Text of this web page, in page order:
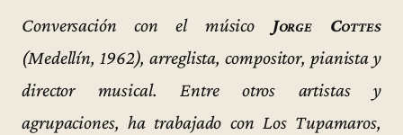
Conversación con el músico Jorge Cottes
(Medellín, 1962), arreglista, compositor, pianista y
director musical. Entre otros artistas y
agrupaciones, ha trabajado con Los Tupamaros,